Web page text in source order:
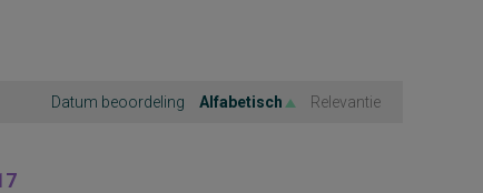
Datum beoordeling Alfabetisch Relevantie